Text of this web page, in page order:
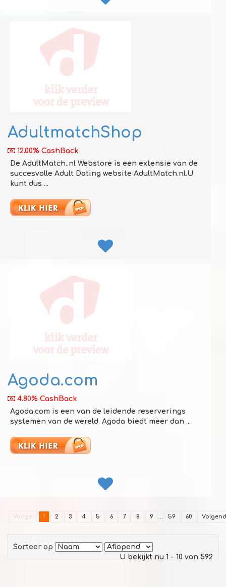
AdultmatchShop
12.00% CashBack
De AdultMatch..nl Webstore is een extensie van de
succesvolle Adult Dating website AdultMatch.nl.U
kunt dus ...
Agoda.com
4.80% CashBack
Agoda.com is een van de leidende reserverings
systemen van de wereld. Agoda biedt meer dan ...
Vorige 1 2 3 4 5 6 7 8 9 ... 59 60
Sorteer op
U bekijkt nu 1 - 10 van 592